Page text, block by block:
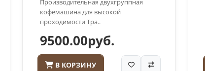
Производительная двухгруппная
кофемашина для высокой
проходимости Тра..
9500.00руб.
В КОРЗИНУ